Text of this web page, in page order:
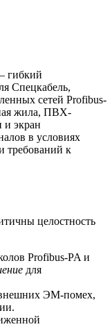
гибкий
Спецкабель,
сетей Profibus-
жила, ПВХ-
и экран
в условиях
требований к
целостность
Profibus-PA и
для
ЭМ-помех,